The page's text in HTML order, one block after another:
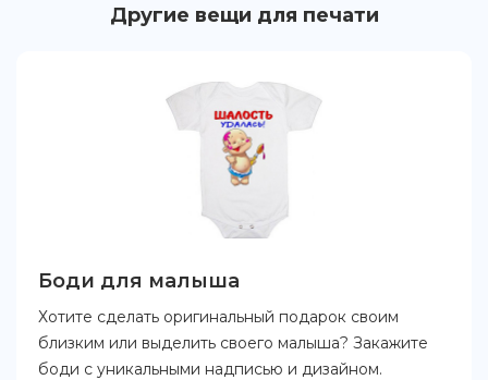
Другие вещи для печати
Боди для малыша
Хотите сделать оригинальный подарок своим
близким или выделить своего малыша? Закажите
боди с уникальными надписью и дизайном.